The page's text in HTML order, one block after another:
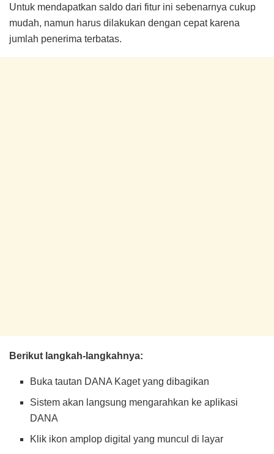
Untuk mendapatkan saldo dari fitur ini sebenarnya cukup
mudah, namun harus dilakukan dengan cepat karena
jumlah penerima terbatas.
Berikut langkah-langkahnya:
Buka tautan DANA Kaget yang dibagikan
Sistem akan langsung mengarahkan ke aplikasi
DANA
Klik ikon amplop digital yang muncul di layar